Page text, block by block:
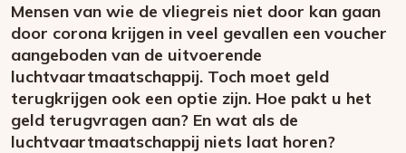
Mensen van wie de vliegreis niet door kan gaan
door corona krijgen in veel gevallen een voucher
aangeboden van de uitvoerende
luchtvaartmaatschappij. Toch moet geld
terugkrijgen ook een optie zijn. Hoe pakt u het
geld terugvragen aan? En wat als de
luchtvaartmaatschappij niets laat horen?